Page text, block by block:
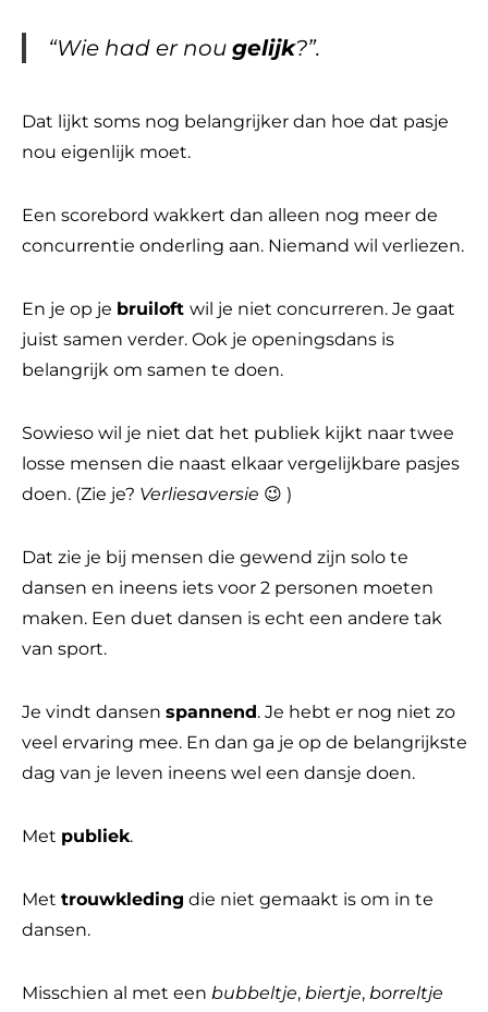
“Wie had er nou gelijk?”.
Dat lijkt soms nog belangrijker dan hoe dat pasje
nou eigenlijk moet.
Een scorebord wakkert dan alleen nog meer de
concurrentie onderling aan. Niemand wil verliezen.
En je op je bruiloft wil je niet concurreren. Je gaat
juist samen verder. Ook je openingsdans is
belangrijk om samen te doen.
Sowieso wil je niet dat het publiek kijkt naar twee
losse mensen die naast elkaar vergelijkbare pasjes
doen. (Zie je? Verliesaversie 😉 )
Dat zie je bij mensen die gewend zijn solo te
dansen en ineens iets voor 2 personen moeten
maken. Een duet dansen is echt een andere tak
van sport.
Je vindt dansen spannend. Je hebt er nog niet zo
veel ervaring mee. En dan ga je op de belangrijkste
dag van je leven ineens wel een dansje doen.
Met publiek.
Met trouwkleding die niet gemaakt is om in te
dansen.
Misschien al met een bubbeltje, biertje, borreltje